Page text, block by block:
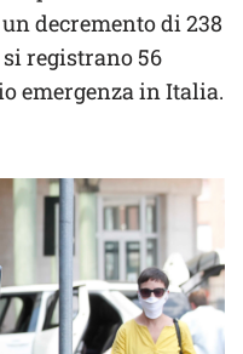
decremento di 238
registrano 56
emergenza in Italia.